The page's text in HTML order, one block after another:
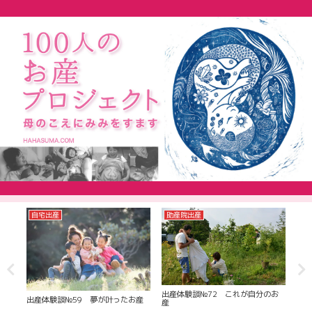
自宅出産
出産体験談№59 夢が叶ったお産
助産院出産
出産体験談№72 これが自分のお
産